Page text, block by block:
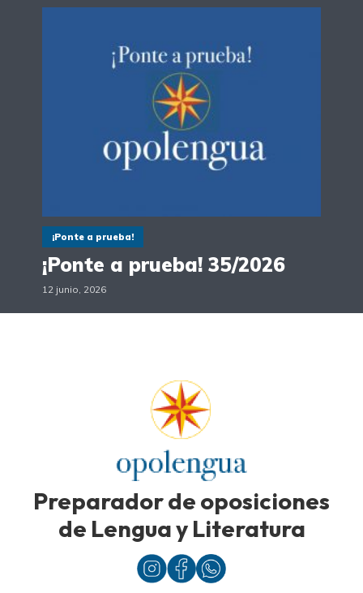
¡Ponte a prueba!
¡Ponte a prueba! 35/2026
12 junio, 2026
Preparador de oposiciones
de Lengua y Literatura